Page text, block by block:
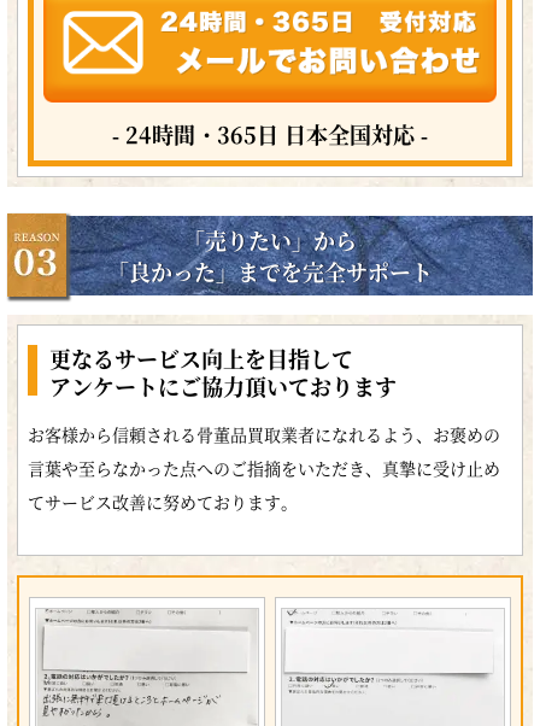
- 24時間・365日 日本全国対応 -
「売りたい」から
「良かった」までを完全サポート
更なるサービス向上を目指して
アンケートにご協力頂いております
お客様から信頼される骨董品買取業者になれるよう、お褒めの
言葉や至らなかった点へのご指摘をいただき、真摯に受け止め
てサービス改善に努めております。